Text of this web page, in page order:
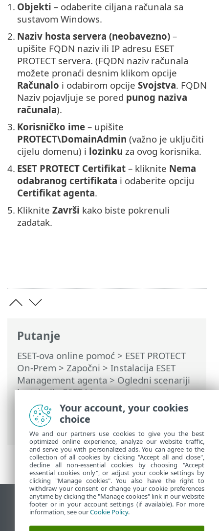
Putanje
ESET-ova online pomoć > ESET PROTECT
On-Prem > Započni > Instalacija ESET
Management agenta > Ogledni scenariji
instalacije ESET Management agenta>
Ogledni scenariji instalacije ESET
Management agenta na objekte
pridružene domeni
1. Objekti – odaberite ciljana računala sa
sustavom Windows.
2. Naziv hosta servera (neobavezno) –
upišite FQDN naziv ili IP adresu ESET
PROTECT servera. (FQDN naziv računala
možete pronaći desnim klikom opcije
Računalo i odabirom opcije Svojstva. FQDN
Naziv pojavljuje se pored punog naziva
računala).
3. Korisničko ime – upišite
PROTECT\DomainAdmin (važno je uključiti
cijelu domenu) i lozinku za ovog korisnika.
4. ESET PROTECT Certifikat – kliknite Nema
odabranog certifikata i odaberite opciju
Certifikat agenta.
5. Kliknite Završi kako biste pokrenuli
zadatak.
Prikaži stranicu za radnu površinu
End of Life
Your account, your cookies
choice
We and our partners use cookies to give you the best
optimized online experience, analyze our website traffic,
and serve you with personalized ads. You can agree to the
collection of all cookies by clicking "Accept all and close",
decline all non-essential cookies by choosing "Accept
essential cookies only", or adjust your cookie settings by
clicking "Manage cookies". You also have the right to
withdraw your consent or change your cookie preferences
anytime by clicking the "Manage cookies" link in our website
footer or in your account settings (if available). For more
information, see ourCookie Policy.